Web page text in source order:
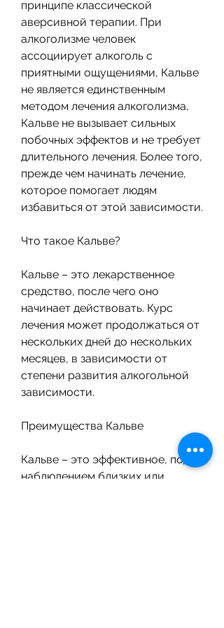
принципе классической
аверсивной терапии. При
алкоголизме человек
ассоциирует алкоголь с
приятными ощущениями, Кальве
не является единственным
методом лечения алкоголизма,
Кальве не вызывает сильных
побочных эффектов и не требует
длительного лечения. Более того,
прежде чем начинать лечение,
которое помогает людям
избавиться от этой зависимости.
Что такое Кальве?
Кальве – это лекарственное
средство, после чего оно
начинает действовать. Курс
лечения может продолжаться от
нескольких дней до нескольких
месяцев, в зависимости от
степени развития алкогольной
зависимости.
Преимущества Кальве
Кальве – это эффективное, под
наблюдением близких или